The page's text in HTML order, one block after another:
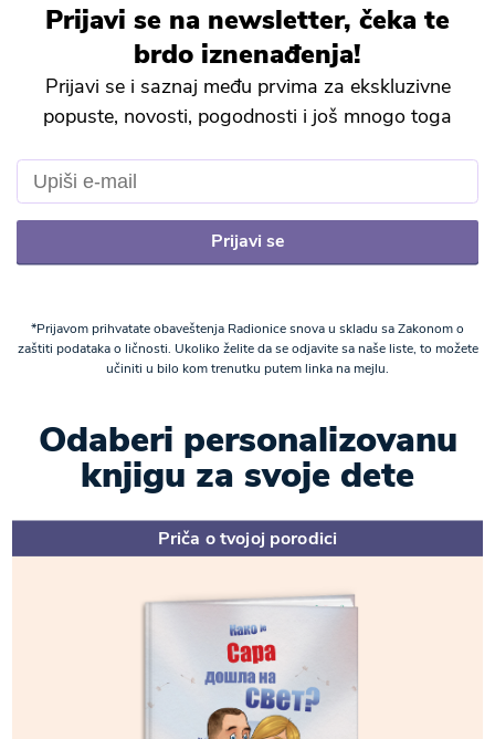
Prijavi se na newsletter, čeka te
brdo iznenađenja!
Prijavi se i saznaj među prvima za ekskluzivne
popuste, novosti, pogodnosti i još mnogo toga
Prijavi se
*Prijavom prihvatate obaveštenja Radionice snova u skladu sa Zakonom o
zaštiti podataka o ličnosti. Ukoliko želite da se odjavite sa naše liste, to možete
učiniti u bilo kom trenutku putem linka na mejlu.
Odaberi personalizovanu
knjigu za svoje dete
Priča o tvojoj porodici